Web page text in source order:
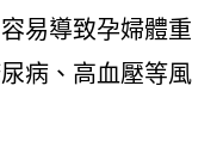
易導致孕婦體重
病、高血壓等風